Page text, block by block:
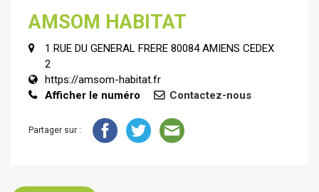
AMSOM HABITAT
1 RUE DU GENERAL FRERE 80084 AMIENS CEDEX
2
https://amsom-habitat.fr
Afficher le numéro
Contactez-nous
Partager sur :